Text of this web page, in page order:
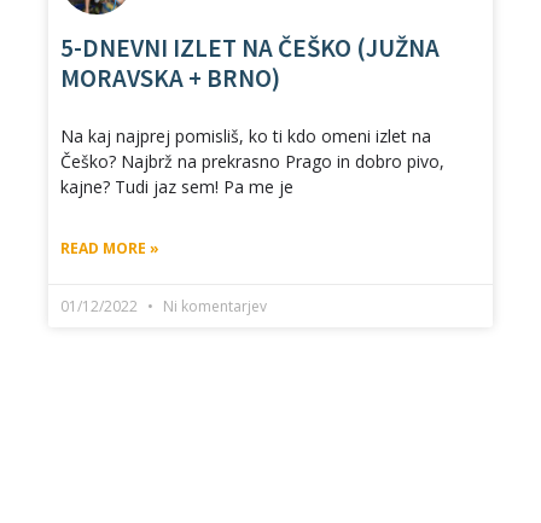
5-DNEVNI IZLET NA ČEŠKO (JUŽNA
MORAVSKA + BRNO)
Na kaj najprej pomisliš, ko ti kdo omeni izlet na
Češko? Najbrž na prekrasno Prago in dobro pivo,
kajne? Tudi jaz sem! Pa me je
READ MORE »
01/12/2022 Ni komentarjev